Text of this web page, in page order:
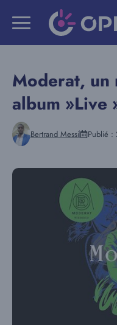
Moderat, un
album »Live
Bertrand Messi Publié :